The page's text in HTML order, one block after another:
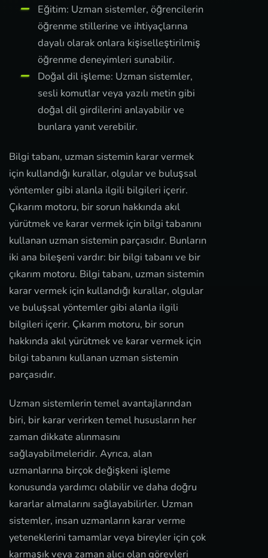
Eğitim: Uzman sistemler, öğrencilerin
öğrenme stillerine ve ihtiyaçlarına
dayalı olarak onlara kişiselleştirilmiş
öğrenme deneyimleri sunabilir.
Doğal dil işleme: Uzman sistemler,
sesli komutlar veya yazılı metin gibi
doğal dil girdilerini anlayabilir ve
bunlara yanıt verebilir.
Bilgi tabanı, uzman sistemin karar vermek
için kullandığı kurallar, olgular ve buluşsal
yöntemler gibi alanla ilgili bilgileri içerir.
Çıkarım motoru, bir sorun hakkında akıl
yürütmek ve karar vermek için bilgi tabanını
kullanan uzman sistemin parçasıdır. Bunların
iki ana bileşeni vardır: bir bilgi tabanı ve bir
çıkarım motoru. Bilgi tabanı, uzman sistemin
karar vermek için kullandığı kurallar, olgular
ve buluşsal yöntemler gibi alanla ilgili
bilgileri içerir. Çıkarım motoru, bir sorun
hakkında akıl yürütmek ve karar vermek için
bilgi tabanını kullanan uzman sistemin
parçasıdır.
Uzman sistemlerin temel avantajlarından
biri, bir karar verirken temel hususların her
zaman dikkate alınmasını
sağlayabilmeleridir. Ayrıca, alan
uzmanlarına birçok değişkeni işleme
konusunda yardımcı olabilir ve daha doğru
kararlar almalarını sağlayabilirler. Uzman
sistemler, insan uzmanların karar verme
yeteneklerini tamamlar veya bireyler için çok
karmaşık veya zaman alıcı olan görevleri